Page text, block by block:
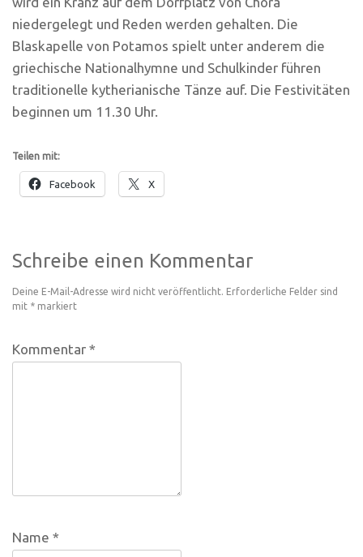
niedergelegt und Reden werden gehalten. Die
Blaskapelle von Potamos spielt unter anderem die
griechische Nationalhymne und Schulkinder führen
traditionelle kytherianische Tänze auf. Die Festivitäten
beginnen um 11.30 Uhr.
Teilen mit:
Facebook X
Schreibe einen Kommentar
Deine E-Mail-Adresse wird nicht veröffentlicht. Erforderliche Felder sind
mit * markiert
Kommentar *
Name *